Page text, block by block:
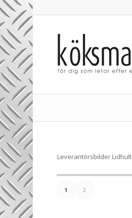
Leverantörsbilder Lidhult
1 2